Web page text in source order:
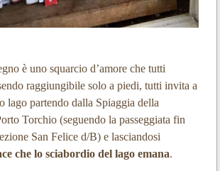
è uno squarcio d’amore che tutti
raggiungibile solo a piedi, tutti invita a
lago partendo dalla Spiaggia della
Torchio (seguendo la passeggiata fin
San Felice d/B) e lasciandosi
che lo sciabordio del lago emana.